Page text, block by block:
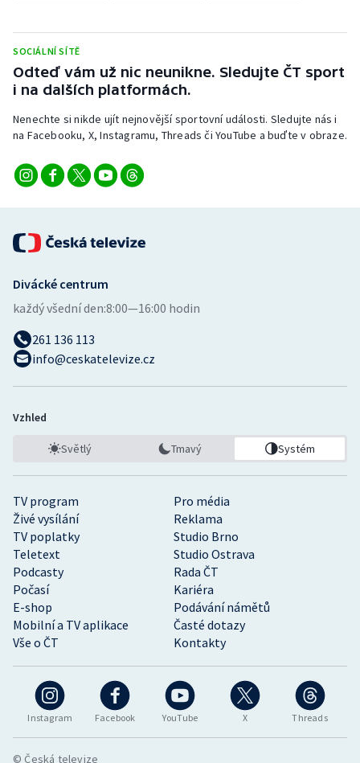
Stolní tenis
Triatlon
Veslování
Vodní slalom
Volejbal
Ostatní
SOCIÁLNÍ SÍTĚ
Odteď vám už nic neunikne. Sledujte ČT sport
i na dalších platformách.
Nenechte si nikde ujít nejnovější sportovní události. Sledujte nás i
na Facebooku, X, Instagramu, Threads či YouTube a buďte v obraze.
Instagram Facebook YouTube X Threads
TV program
Pro média
Živé vysílání
Reklama
TV poplatky
Studio Brno
Teletext
Studio Ostrava
Podcasty
Rada ČT
Počasí
Kariéra
E-shop
Podávání námětů
Mobilní a TV aplikace
Časté dotazy
Vše o ČT
Kontakty
Divácké centrum
každý všední den:8:00—16:00 hodin
261 136 113
info@ceskatelevize.cz
Vzhled
Světlý Tmavý Systém
© Česká televize